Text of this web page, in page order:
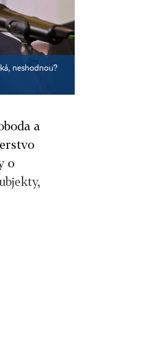
neshodnou?
a
o